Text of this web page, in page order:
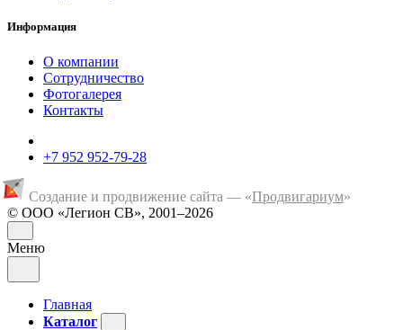
Информация
О компании
Сотрудничество
Фотогалерея
Контакты
+7 952 952-79-28
Создание и продвижение сайта — «Продвигариум»
© ООО «Легион СВ», 2001–2026
Меню
Главная
Каталог